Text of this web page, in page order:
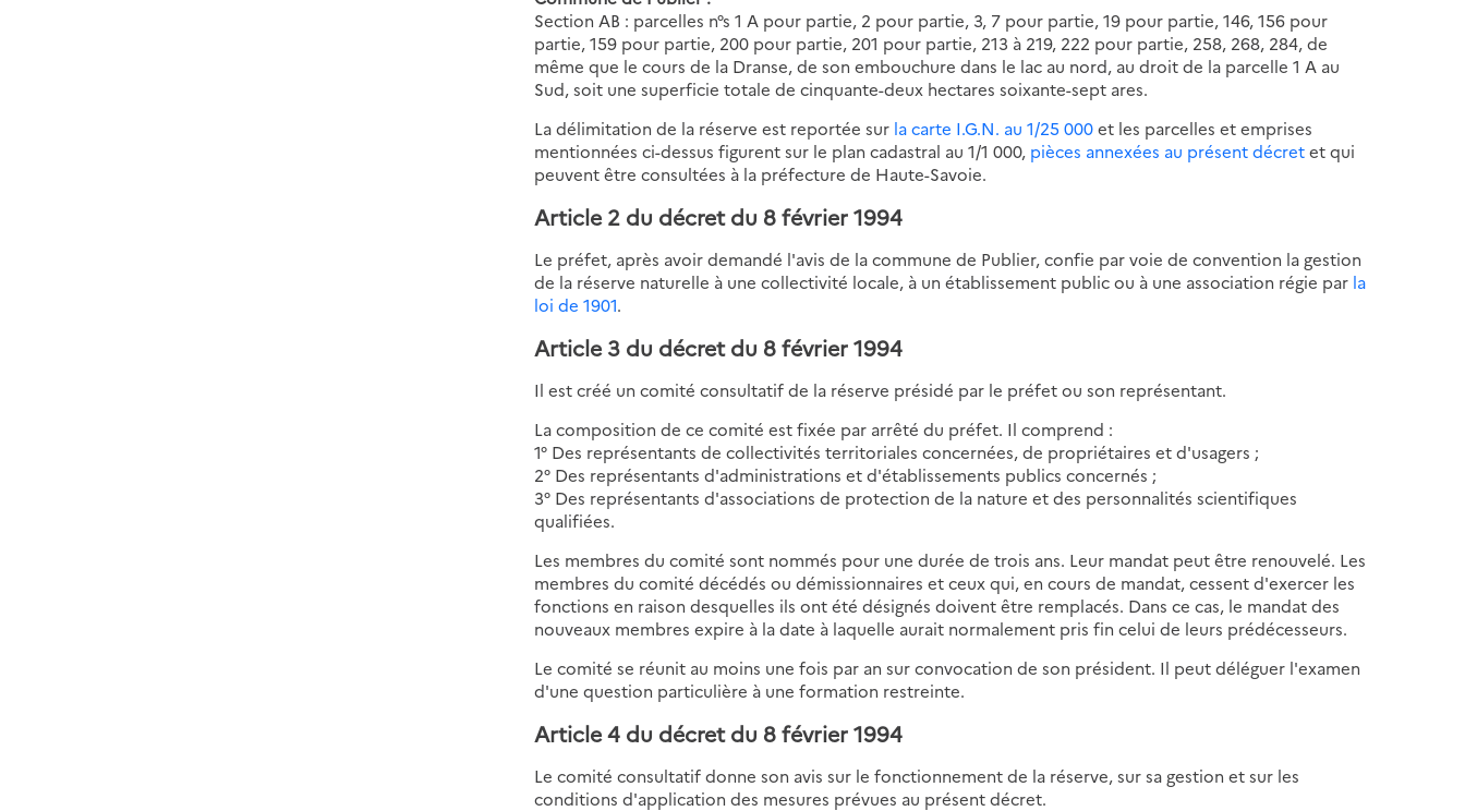
Section AB : parcelles n°s 1 A pour partie, 2 pour partie, 3, 7 pour partie, 19 pour partie, 146, 156 pour
partie, 159 pour partie, 200 pour partie, 201 pour partie, 213 à 219, 222 pour partie, 258, 268, 284, de
même que le cours de la Dranse, de son embouchure dans le lac au nord, au droit de la parcelle 1 A au
Sud, soit une superficie totale de cinquante-deux hectares soixante-sept ares.
La délimitation de la réserve est reportée sur la carte I.G.N. au 1/25 000et les parcelles et emprises
mentionnées ci-dessus figurent sur le plan cadastral au 1/1 000, pièces annexées au présent décretet qui
peuvent être consultées à la préfecture de Haute-Savoie.
Article 2 du décret du 8 février 1994
Le préfet, après avoir demandé l'avis de la commune de Publier, confie par voie de convention la gestion
de la réserve naturelle à une collectivité locale, à un établissement public ou à une association régie par la
loi de 1901.
Article 3 du décret du 8 février 1994
Il est créé un comité consultatif de la réserve présidé par le préfet ou son représentant.
La composition de ce comité est fixée par arrêté du préfet. Il comprend :
1° Des représentants de collectivités territoriales concernées, de propriétaires et d'usagers ;
2° Des représentants d'administrations et d'établissements publics concernés ;
3° Des représentants d'associations de protection de la nature et des personnalités scientifiques
qualifiées.
Les membres du comité sont nommés pour une durée de trois ans. Leur mandat peut être renouvelé. Les
membres du comité décédés ou démissionnaires et ceux qui, en cours de mandat, cessent d'exercer les
fonctions en raison desquelles ils ont été désignés doivent être remplacés. Dans ce cas, le mandat des
nouveaux membres expire à la date à laquelle aurait normalement pris fin celui de leurs prédécesseurs.
Le comité se réunit au moins une fois par an sur convocation de son président. Il peut déléguer l'examen
d'une question particulière à une formation restreinte.
Article 4 du décret du 8 février 1994
Le comité consultatif donne son avis sur le fonctionnement de la réserve, sur sa gestion et sur les
conditions d'application des mesures prévues au présent décret.